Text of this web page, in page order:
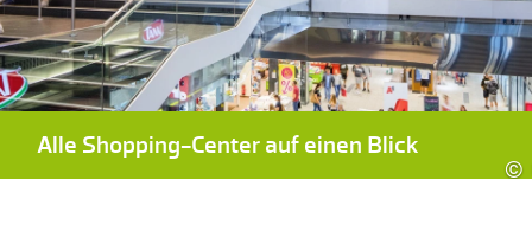
©
Alle Shopping-Center auf einen Blick